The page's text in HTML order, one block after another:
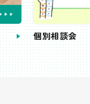
個別相談会